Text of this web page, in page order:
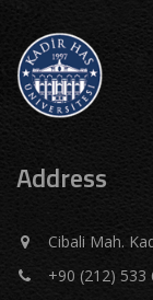
Address
Cibali Mah.
+90 (212) 533